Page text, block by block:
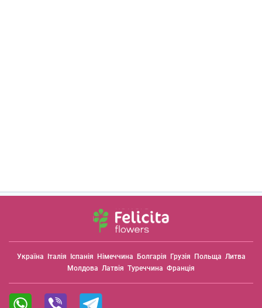
Україна Італія Іспанія Німеччина Болгарія Грузія Польща Литва
Молдова Латвія Туреччина Франція